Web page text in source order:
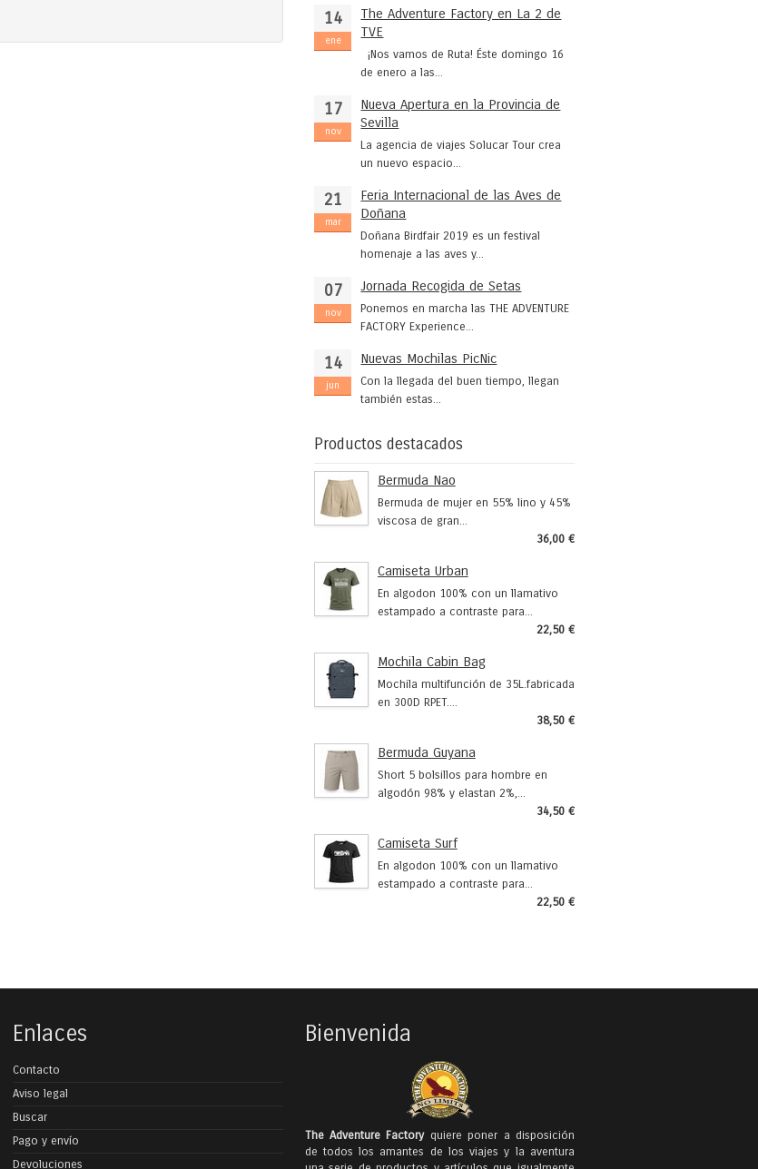
14
ene
The Adventure Factory en La 2 de
TVE
¡Nos vamos de Ruta! Éste domingo 16
de enero a las...
17
nov
Nueva Apertura en la Provincia de
Sevilla
La agencia de viajes Solucar Tour crea
un nuevo espacio...
21
mar
Feria Internacional de las Aves de
Doñana
Doñana Birdfair 2019 es un festival
homenaje a las aves y...
07
nov
Jornada Recogida de Setas
Ponemos en marcha las THE ADVENTURE
FACTORY Experience...
14
jun
Nuevas Mochilas PicNic
Con la llegada del buen tiempo, llegan
también estas...
Productos destacados
Bermuda Nao
Bermuda de mujer en 55% lino y 45%
viscosa de gran...
36,00 €
Camiseta Urban
En algodon 100% con un llamativo
estampado a contraste para...
22,50 €
Mochila Cabin Bag
Mochila multifunción de 35L.fabricada
en 300D RPET....
38,50 €
Bermuda Guyana
Short 5 bolsillos para hombre en
algodón 98% y elastan 2%,...
34,50 €
Camiseta Surf
En algodon 100% con un llamativo
estampado a contraste para...
22,50 €
Enlaces
Contacto
Aviso legal
Buscar
Pago y envío
Devoluciones
Bienvenida
The Adventure Factoryquiere poner a disposición
de todos los amantes de los viajes y la aventura